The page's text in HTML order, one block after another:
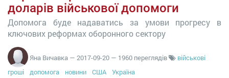
доларів військової допомоги
Допомога буде надаватись за умови прогресу в
ключових реформах оборонного сектору
Яна Вичавка — 2017-09-20 — 1960 переглядів
військові
гроші
допомога новини США Україна